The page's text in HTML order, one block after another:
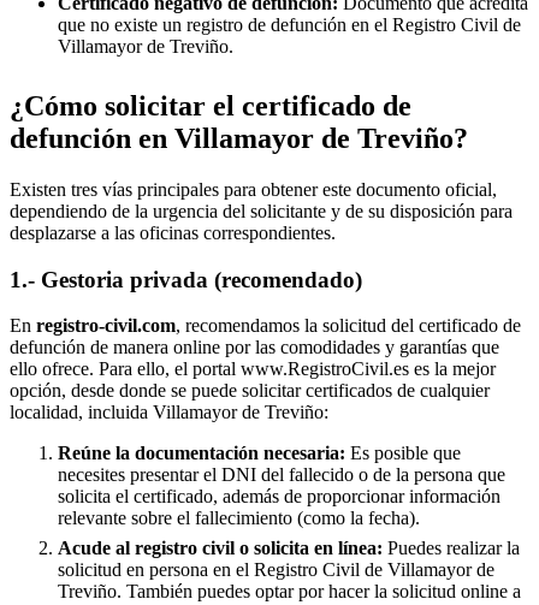
que no existe un registro de defunción en el Registro Civil de
Villamayor de Treviño.
¿Cómo solicitar el certificado de
defunción en Villamayor de Treviño?
Existen tres vías principales para obtener este documento oficial,
dependiendo de la urgencia del solicitante y de su disposición para
desplazarse a las oficinas correspondientes.
1.- Gestoria privada (recomendado)
En registro-civil.com, recomendamos la solicitud del certificado de
defunción de manera online por las comodidades y garantías que
ello ofrece. Para ello, el portal www.RegistroCivil.es es la mejor
opción, desde donde se puede solicitar certificados de cualquier
localidad, incluida Villamayor de Treviño:
Reúne la documentación necesaria: Es posible que
necesites presentar el DNI del fallecido o de la persona que
solicita el certificado, además de proporcionar información
relevante sobre el fallecimiento (como la fecha).
Acude al registro civil o solicita en línea: Puedes realizar la
solicitud en persona en el Registro Civil de Villamayor de
Treviño. También puedes optar por hacer la solicitud online a